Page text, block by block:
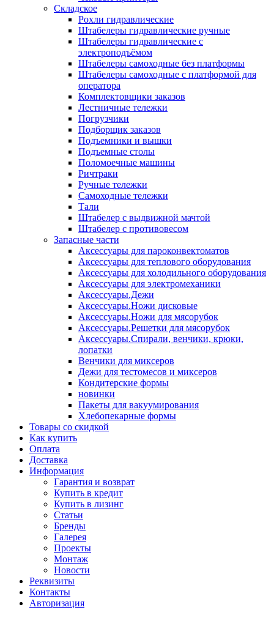
Складское
Рохли гидравлические
Штабелеры гидравлические ручные
Штабелеры гидравлические с
электроподъёмом
Штабелеры самоходные без платформы
Штабелеры самоходные с платформой для
оператора
Комплектовщики заказов
Лестничные тележки
Погрузчики
Подборщик заказов
Подъемники и вышки
Подъемные столы
Поломоечные машины
Ричтраки
Ручные тележки
Самоходные тележки
Тали
Штабелер с выдвижной мачтой
Штабелер с противовесом
Запасные части
Аксессуары для пароконвектоматов
Аксессуары для теплового оборудования
Аксессуары для холодильного оборудования
Аксессуары для электромеханики
Аксессуары.Дежи
Аксессуары.Ножи дисковые
Аксессуары.Ножи для мясорубок
Аксессуары.Решетки для мясорубок
Аксессуары.Спирали, венчики, крюки,
лопатки
Венчики для миксеров
Дежи для тестомесов и миксеров
Кондитерские формы
новинки
Пакеты для вакуумирования
Хлебопекарные формы
Товары со скидкой
Как купить
Оплата
Доставка
Информация
Гарантия и возврат
Купить в кредит
Купить в лизинг
Статьи
Бренды
Галерея
Проекты
Монтаж
Новости
Реквизиты
Контакты
Авторизация